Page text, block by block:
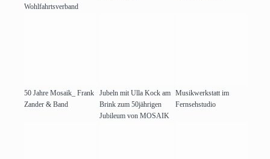
Wohlfahrtsverband
50 Jahre Mosaik_ Frank
Zander & Band
Jubeln mit Ulla Kock am
Brink zum 50jährigen
Jubileum von MOSAIK
Musikwerkstatt im
Fernsehstudio